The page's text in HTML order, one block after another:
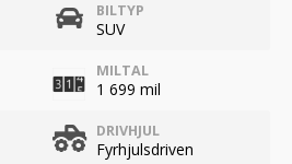
BILTYP
SUV
MILTAL
1 699 mil
DRIVHJUL
Fyrhjulsdriven